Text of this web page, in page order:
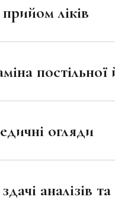
ліків
постільної
огляди
аналізів